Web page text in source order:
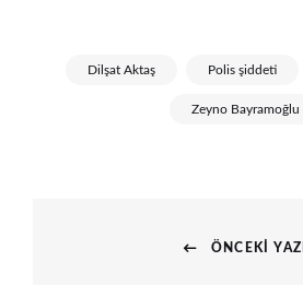
Dilşat Aktaş Polis şiddeti
Zeyno Bayramoğlu
ÖNCEKI YAZI